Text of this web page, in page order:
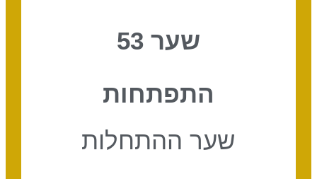
שער 53
התפתחות
שער ההתחלות